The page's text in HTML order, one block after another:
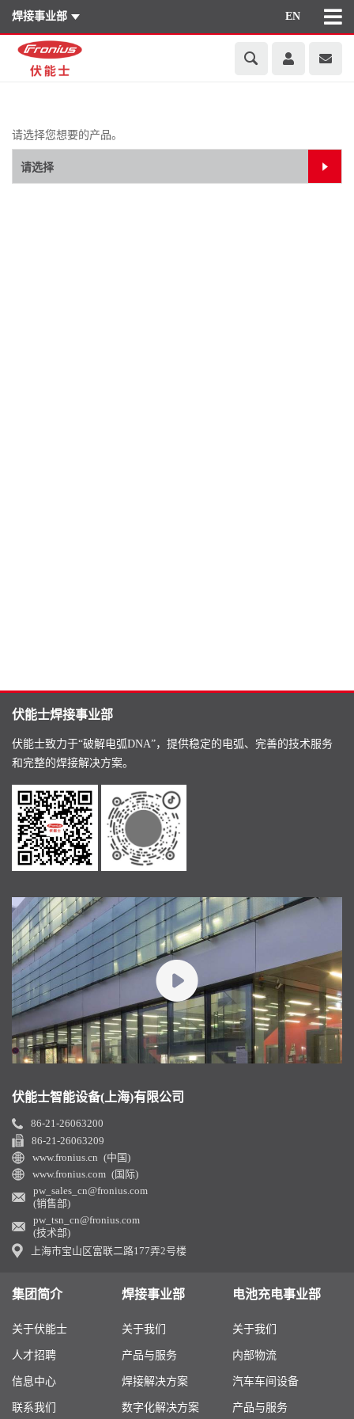
焊接事业部 EN
请选择您想要的产品。
伏能士焊接事业部
伏能士致力于“破解电弧DNA”，提供稳定的电弧、完善的技术服务
和完整的焊接解决方案。
伏能士智能设备(上海)有限公司
86-21-26063200
86-21-26063209
www.fronius.cn (中国)
www.fronius.com (国际)
pw_sales_cn@fronius.com
(销售部)
pw_tsn_cn@fronius.com
(技术部)
上海市宝山区富联二路177弄2号楼
集团简介
关于伏能士
人才招聘
信息中心
联系我们
焊接事业部
关于我们
产品与服务
焊接解决方案
数字化解决方案
电池充电事业部
关于我们
内部物流
汽车车间设备
产品与服务